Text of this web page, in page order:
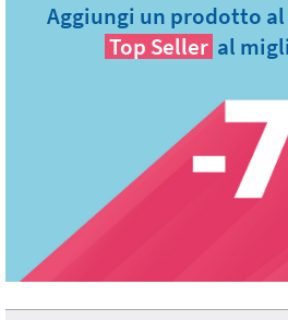
Aggiungi un prodotto
Top Seller al